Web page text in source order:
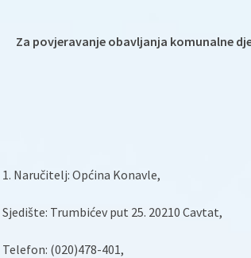
Za povjeravanje obavljanja komunalne
1. Naručitelj: Općina Konavle,
Sjedište: Trumbićev put 25. 20210 Cavtat,
Telefon: (020)478-401,